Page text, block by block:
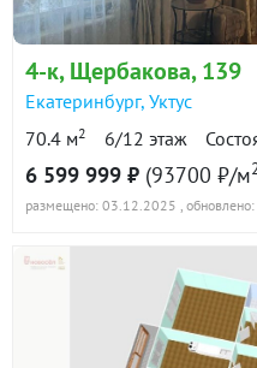
4-к, Щербакова, 139
Екатеринбург, Уктус
70.4 м2 6/12 этаж
6 599 999 ₽ (93700 ₽/м
размещено: 03.12.2025 ,